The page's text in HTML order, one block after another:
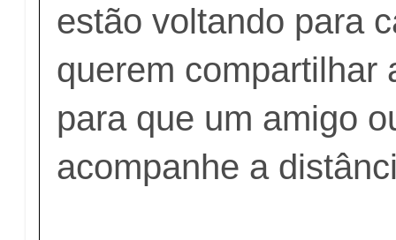
estão voltando para
querem compartilhar
para que um amigo
acompanhe a